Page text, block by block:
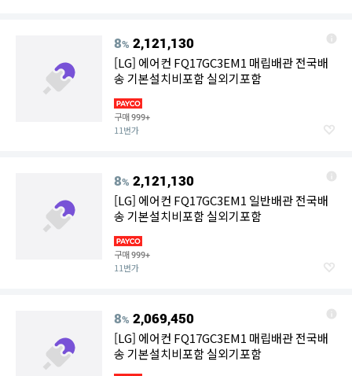
8% 2,121,130
[LG] 에어컨 FQ17GC3EM1 매립배관 전국배
송 기본설치비포함 실외기포함
구매999+
11번가
8% 2,121,130
[LG] 에어컨 FQ17GC3EM1 일반배관 전국배
송 기본설치비포함 실외기포함
구매999+
11번가
8% 2,069,450
[LG] 에어컨 FQ17GC3EM1 매립배관 전국배
송 기본설치비포함 실외기포함